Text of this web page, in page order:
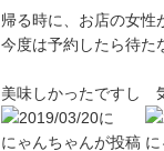
帰る時に、お店の女性
今度は予約したら待た
美味しかったですし